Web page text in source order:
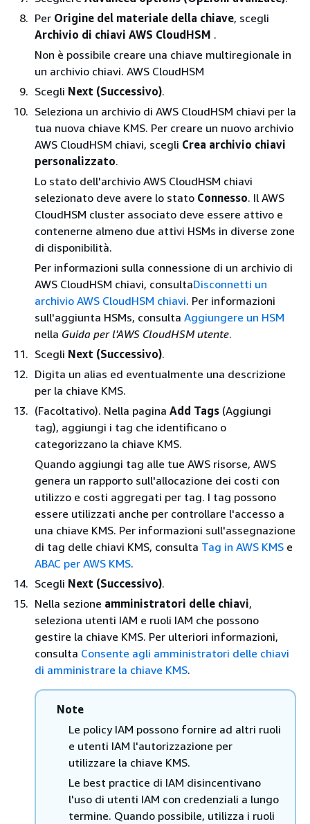
Per Origine del materiale della chiave, scegli
Archivio di chiavi AWS CloudHSM .
Non è possibile creare una chiave multiregionale in
un archivio chiavi. AWS CloudHSM
Scegli Next (Successivo).
Seleziona un archivio di AWS CloudHSM chiavi per la
tua nuova chiave KMS. Per creare un nuovo archivio
AWS CloudHSM chiavi, scegli Crea archivio chiavi
personalizzato.
Lo stato dell'archivio AWS CloudHSM chiavi
selezionato deve avere lo stato Connesso. Il AWS
CloudHSM cluster associato deve essere attivo e
contenerne almeno due attivi HSMs in diverse zone
di disponibilità.
Per informazioni sulla connessione di un archivio di
AWS CloudHSM chiavi, consultaDisconnetti un
archivio AWS CloudHSM chiavi. Per informazioni
sull'aggiunta HSMs, consulta Aggiungere un HSM
nella Guida per l'AWS CloudHSM utente.
Scegli Next (Successivo).
Digita un alias ed eventualmente una descrizione
per la chiave KMS.
(Facoltativo). Nella pagina Add Tags (Aggiungi
tag), aggiungi i tag che identificano o
categorizzano la chiave KMS.
Quando aggiungi tag alle tue AWS risorse, AWS
genera un rapporto sull'allocazione dei costi con
utilizzo e costi aggregati per tag. I tag possono
essere utilizzati anche per controllare l'accesso a
una chiave KMS. Per informazioni sull'assegnazione
di tag delle chiavi KMS, consulta Tag in AWS KMS e
ABAC per AWS KMS.
Scegli Next (Successivo).
Nella sezione amministratori delle chiavi,
seleziona utenti IAM e ruoli IAM che possono
gestire la chiave KMS. Per ulteriori informazioni,
consulta Consente agli amministratori delle chiavi
di amministrare la chiave KMS.
Note
Le policy IAM possono fornire ad altri ruoli
e utenti IAM l'autorizzazione per
utilizzare la chiave KMS.
Le best practice di IAM disincentivano
l'uso di utenti IAM con credenziali a lungo
termine. Quando possibile, utilizza i ruoli